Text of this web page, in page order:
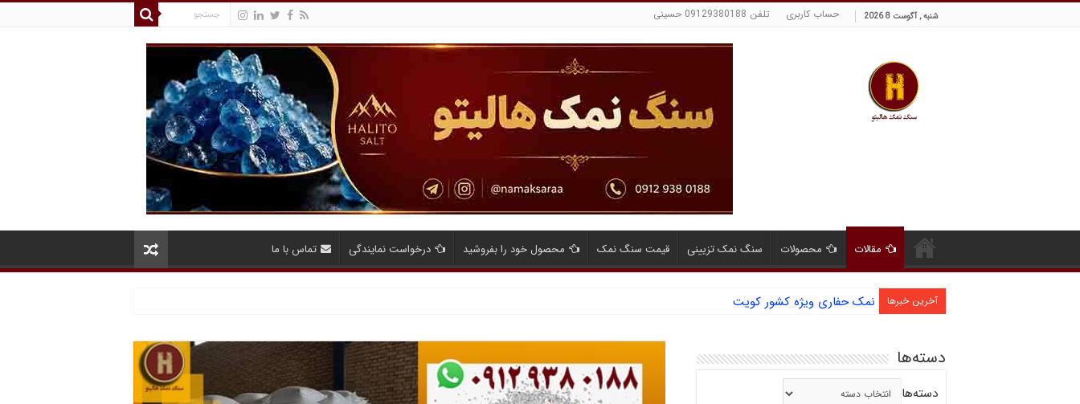
شنبه , آگوست 8 2026 حساب کاربری تلفن 09129380188 حسینی
مقالات محصولات سنگ نمک تزیینی قیمت سنگ نمک محصول خود را بفروشید درخواست نمایندگی تماس با ما
آخرین خبرها نمک حفاری ویژه کشور کویت
آشنایی با نمک دانه شکری و مزایای صادرات نمک صنعتی
دسته‌ها
دسته‌ها